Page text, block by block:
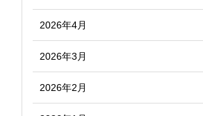
2026年4月
2026年3月
2026年2月